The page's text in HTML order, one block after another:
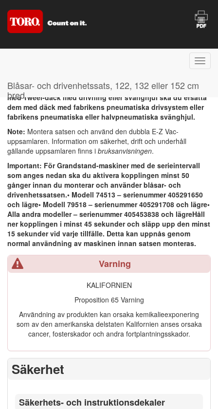
Blåsar- och drivenhetssats, 122, 132 eller 152 cm
bred
svänghjul med det här redskapet. Om maskinen är utrustad
med Tweel-däck med drivning eller svänghjul ska du ersätta
dem med däck med fabrikens pneumatiska drivsystem eller
fabrikens pneumatiska eller halvpneumatiska svänghjul.
Note: Montera satsen och använd den dubbla E-Z Vac-
uppsamlaren. Information om säkerhet, drift och underhåll
gällande uppsamlaren finns i bruksanvisningen.
Important: För Grandstand-maskiner med de serieintervall
som anges nedan ska du aktivera kopplingen minst 50
gånger innan du monterar och använder blåsar- och
drivenhetssatsen.• Modell 74513 – serienummer 405291650
och lägre• Modell 79518 – serienummer 405291708 och lägre•
Alla andra modeller – serienummer 405453838 och lägreHåll
ner kopplingen i minst 45 sekunder och släpp upp den minst
15 sekunder vid varje tillfälle. Detta kan uppnås genom
normal användning av maskinen innan satsen monteras.
Varning
KALIFORNIEN
Proposition 65 Varning
Användning av produkten kan orsaka kemikalieexponering
som av den amerikanska delstaten Kalifornien anses orsaka
cancer, fosterskador och andra fortplantningsskador.
Säkerhet
Säkerhets- och instruktionsdekaler